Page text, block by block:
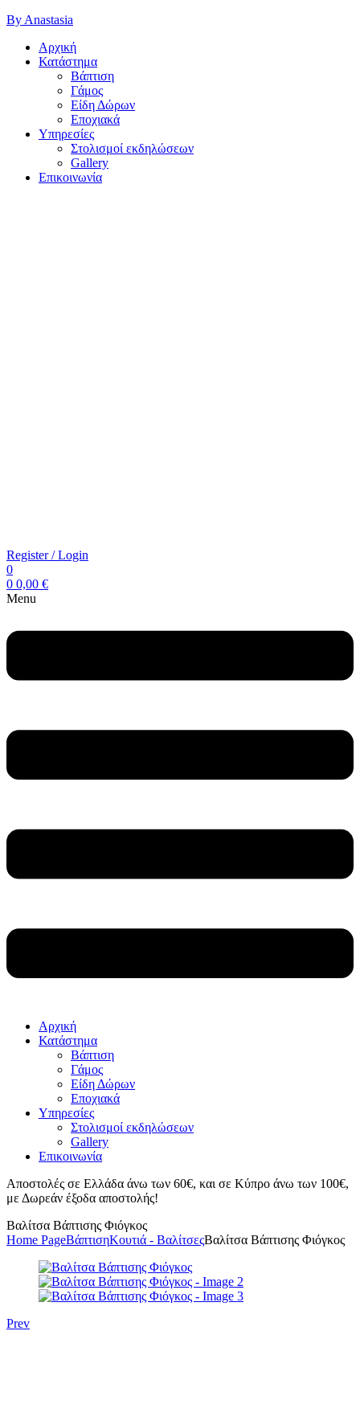
By Anastasia
Αρχική
Κατάστημα
Βάπτιση
Γάμος
Είδη Δώρων
Εποχιακά
Υπηρεσίες
Στολισμοί εκδηλώσεων
Gallery
Επικοινωνία
Register / Login
0
0 0,00 €
Menu
Αρχική
Κατάστημα
Βάπτιση
Γάμος
Είδη Δώρων
Εποχιακά
Υπηρεσίες
Στολισμοί εκδηλώσεων
Gallery
Επικοινωνία
Αποστολές σε Ελλάδα άνω των 60€, και σε Κύπρο άνω των 100€,
με Δωρεάν έξοδα αποστολής!
Βαλίτσα Βάπτισης Φιόγκος
Home PageΒάπτισηΚουτιά - ΒαλίτσεςΒαλίτσα Βάπτισης Φιόγκος
Prev